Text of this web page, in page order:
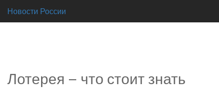
Новости России
Лотерея – что стоит знать